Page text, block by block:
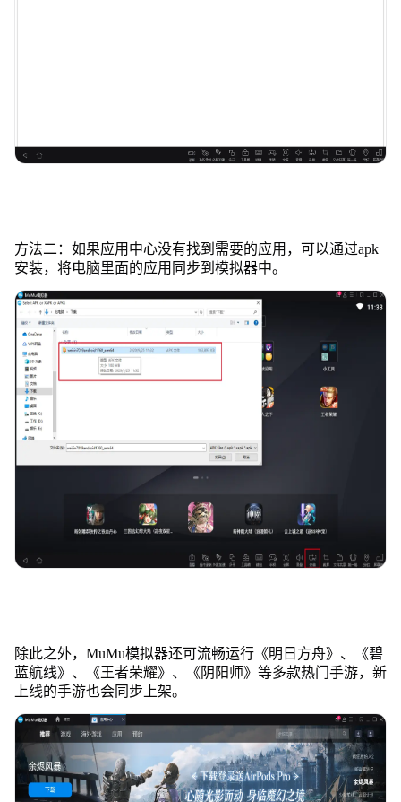
方法二：如果应用中心没有找到需要的应用，可以通过apk
安装，将电脑里面的应用同步到模拟器中。
除此之外，MuMu模拟器还可流畅运行《明日方舟》、《碧
蓝航线》、《王者荣耀》、《阴阳师》等多款热门手游，新
上线的手游也会同步上架。